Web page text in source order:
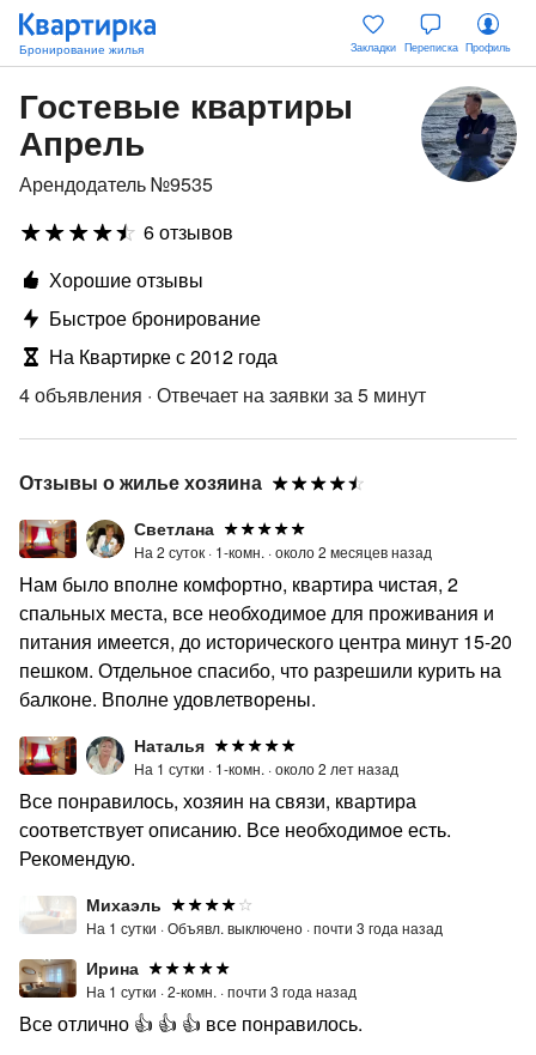
Закладки Переписка Профиль
Гостевые квартиры
Апрель
Арендодатель №9535
6 отзывов
Хорошие отзывы
Быстрое бронирование
На Квартирке с 2012 года
4 объявления · Отвечает на заявки за 5 минут
Отзывы о жилье хозяина
Светлана
На 2 суток · 1-комн. ·около 2 месяцев назад
Нам было вполне комфортно, квартира чистая, 2
спальных места, все необходимое для проживания и
питания имеется, до исторического центра минут 15-20
пешком. Отдельное спасибо, что разрешили курить на
балконе. Вполне удовлетворены.
Наталья
На 1 сутки · 1-комн. ·около 2 лет назад
Все понравилось, хозяин на связи, квартира
соответствует описанию. Все необходимое есть.
Рекомендую.
Михаэль
На 1 сутки ·Объявл. выключено ·почти 3 года назад
Ирина
На 1 сутки ·2-комн. ·почти 3 года назад
Все отлично 👍 👍 👍 все понравилось.